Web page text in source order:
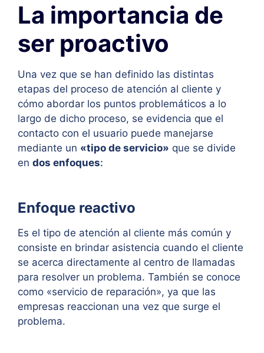
La importancia de
ser proactivo
Una vez que se han definido las distintas
etapas del proceso de atención al cliente y
cómo abordar los puntos problemáticos a lo
largo de dicho proceso, se evidencia que el
contacto con el usuario puede manejarse
mediante un «tipo de servicio» que se divide
en dos enfoques:
Enfoque reactivo
Es el tipo de atención al cliente más común y
consiste en brindar asistencia cuando el cliente
se acerca directamente al centro de llamadas
para resolver un problema. También se conoce
como «servicio de reparación», ya que las
empresas reaccionan una vez que surge el
problema.